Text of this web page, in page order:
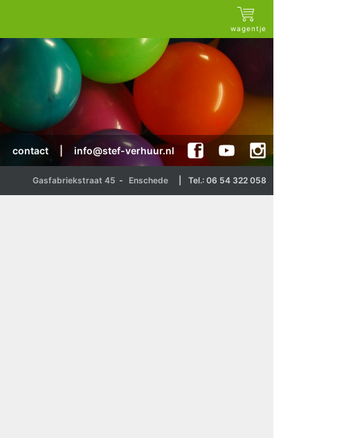
wagentje
contact info@stef-verhuur.nl
Gasfabriekstraat 45 - Enschede Tel.: 06 54 322 058